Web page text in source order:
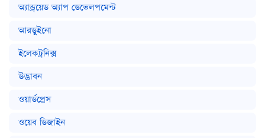
অ্যান্ড্রয়েড অ্যাপ ডেভেলপমেন্ট
আরডুইনো
ইলেকট্রনিক্স
উদ্ভাবন
ওয়ার্ডপ্রেস
ওয়েব ডিজাইন